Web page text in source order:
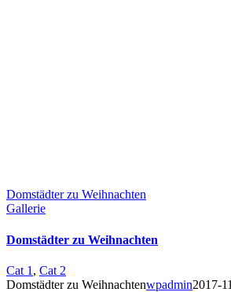
Domstädter zu Weihnachten
Gallerie
Domstädter zu Weihnachten
Cat 1 , Cat 2
Domstädter zu Weihnachtenwpadmin2017-